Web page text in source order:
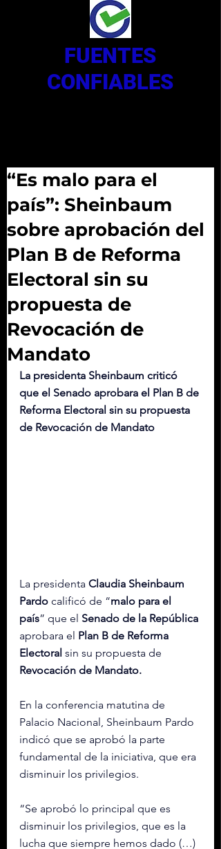
FUENTES
CONFIABLES
“Es malo para el
país”: Sheinbaum
sobre aprobación del
Plan B de Reforma
Electoral sin su
propuesta de
Revocación de
Mandato
La presidenta Sheinbaum criticó
que el Senado aprobara el Plan B de
Reforma Electoral sin su propuesta
de Revocación de Mandato
La presidenta Claudia Sheinbaum
Pardo calificó de “malo para el
país” que el Senado de la República
aprobara el Plan B de Reforma
Electoral sin su propuesta de
Revocación de Mandato.
En la conferencia matutina de
Palacio Nacional, Sheinbaum Pardo
indicó que se aprobó la parte
fundamental de la iniciativa, que era
disminuir los privilegios.
“Se aprobó lo principal que es
disminuir los privilegios, que es la
lucha que siempre hemos dado (…)